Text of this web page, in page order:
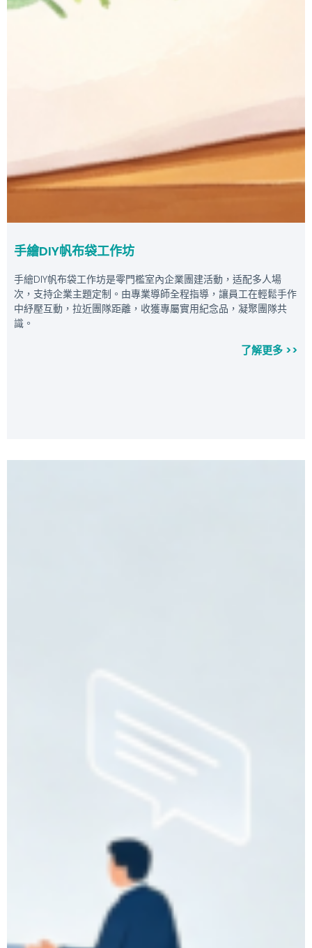
手繪DIY帆布袋工作坊
手繪DIY帆布袋工作坊是零門檻室內企業團建活動，适配多人場
次，支持企業主題定制。由專業導師全程指導，讓員工在輕鬆手作
中紓壓互動，拉近團隊距離，收獲專屬實用紀念品，凝聚團隊共
識。
了解更多 >>